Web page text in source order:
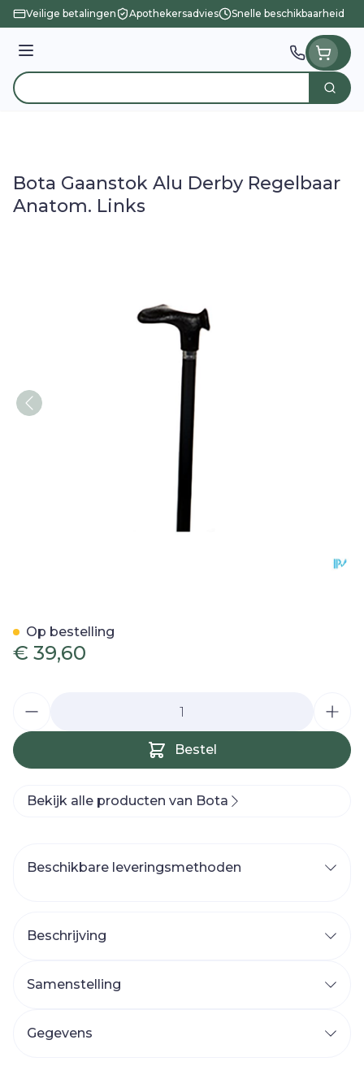
Ga naar de inhoud
Veilige betalingen Apothekersadvies Snelle beschikbaarheid
Menu
Product, merk, categorie... Zoek
Bota Gaanstok Alu Derby Regelbaar
Anatom. Links
€ 39,60
Bestel
Op bestelling
Bekijk alle producten van Bota
Beschikbare leveringsmethoden
Beschrijving
Samenstelling
Gegevens